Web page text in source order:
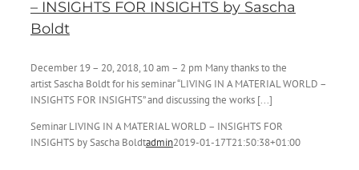
– INSIGHTS FOR INSIGHTS by Sascha
Boldt
December 19 – 20, 2018, 10 am – 2 pm Many thanks to the
artist Sascha Boldt for his seminar “LIVING IN A MATERIAL WORLD –
INSIGHTS FOR INSIGHTS” and discussing the works [...]
Seminar LIVING IN A MATERIAL WORLD – INSIGHTS FOR
INSIGHTS by Sascha Boldtadmin2019-01-17T21:50:38+01:00